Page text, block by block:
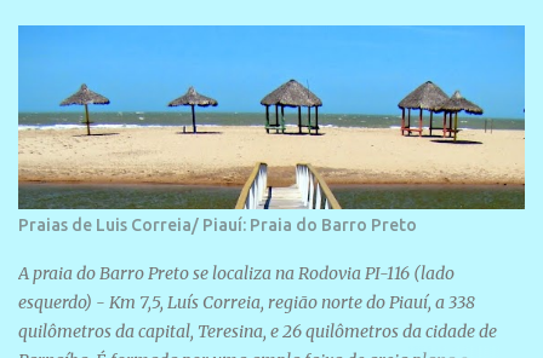
Praias de Luis Correia/ Piauí: Praia do Barro Preto
A praia do Barro Preto se localiza na Rodovia PI-116 (lado
esquerdo) - Km 7,5, Luís Correia, região norte do Piauí, a 338
quilômetros da capital, Teresina, e 26 quilômetros da cidade de